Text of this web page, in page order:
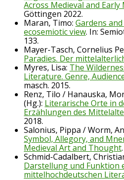
Across Medieval and
Göttingen 2022.
Maran, Timo: Gardens
ecosemiotic view. In:
133.
Mayer-Tasch, Cornelius
Paradies. Der
Myres, Lisa: The
Literature. Genre,
masch. 2015.
Renz, Tilo / Hanauska,
(Hg.): Literarische Orte in
Erzählungen des
2018.
Salonius, Pippa / Worm,
Symbol, Allegory, and
Medieval Art and Thought
Schmid-Cadalbert,
Darstellung und Funktion
mittelhochdeutschen